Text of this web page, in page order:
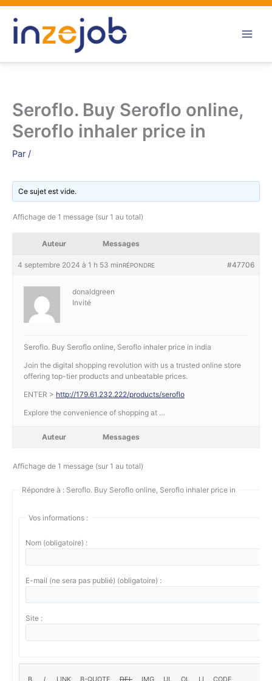
Aller
contenu
Seroflo. Buy Seroflo online,
Seroflo inhaler price in
Par /
Ce sujet est vide.
Affichage de 1 message (sur 1 au total)
Auteur Messages
4 septembre 2024 à 1 h 53 min #47706
RÉPONDRE
donaldgreen
Invité
Seroflo. Buy Seroflo online, Seroflo inhaler price in india
Join the digital shopping revolution with us a trusted online store
offering top-tier products and unbeatable prices.
ENTER > http://179.61.232.222/products/seroflo
Explore the convenience of shopping at …
Auteur Messages
Affichage de 1 message (sur 1 au total)
Répondre à : Seroflo. Buy Seroflo online, Seroflo inhaler price in
Vos informations :
Nom (obligatoire) :
E-mail (ne sera pas publié) (obligatoire) :
Site :